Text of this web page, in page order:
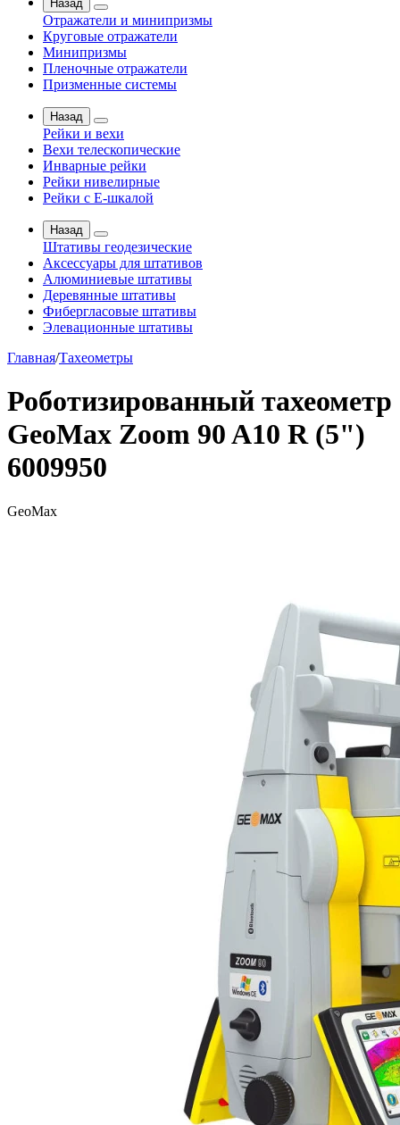
Назад
Отражатели и минипризмы
Круговые отражатели
Минипризмы
Пленочные отражатели
Призменные системы
Назад
Рейки и вехи
Вехи телескопические
Инварные рейки
Рейки нивелирные
Рейки с Е-шкалой
Назад
Штативы геодезические
Аксессуары для штативов
Алюминиевые штативы
Деревянные штативы
Фибергласовые штативы
Элевационные штативы
Главная/Тахеометры
Роботизированный тахеометр
GeoMax Zoom 90 A10 R (5")
6009950
GeoMax